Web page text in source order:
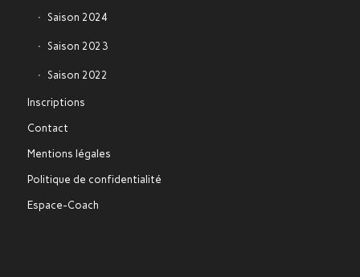
Saison 2024
Saison 2023
Saison 2022
Inscriptions
Contact
Mentions légales
Politique de confidentialité
Espace-Coach